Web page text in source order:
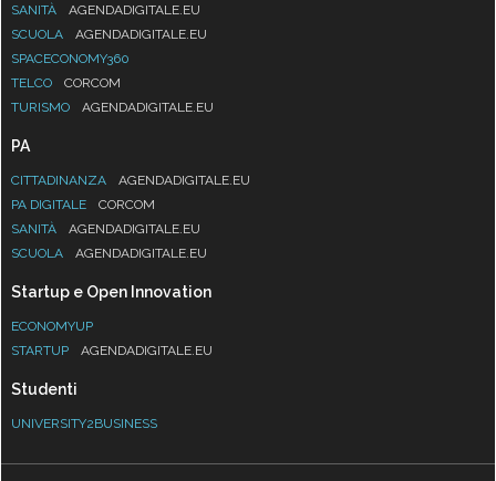
SANITÀ
AGENDADIGITALE.EU
SCUOLA
AGENDADIGITALE.EU
SPACECONOMY360
TELCO
CORCOM
TURISMO
AGENDADIGITALE.EU
PA
CITTADINANZA
AGENDADIGITALE.EU
PA DIGITALE
CORCOM
SANITÀ
AGENDADIGITALE.EU
SCUOLA
AGENDADIGITALE.EU
Startup e Open Innovation
ECONOMYUP
STARTUP
AGENDADIGITALE.EU
Studenti
UNIVERSITY2BUSINESS